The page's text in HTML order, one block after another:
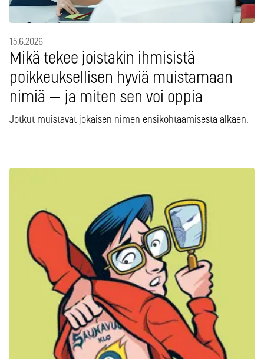
15.6.2026
Mikä tekee joistakin ihmisistä
poikkeuksellisen hyviä muistamaan
nimiä — ja miten sen voi oppia
Jotkut muistavat jokaisen nimen ensikohtaamisesta alkaen.